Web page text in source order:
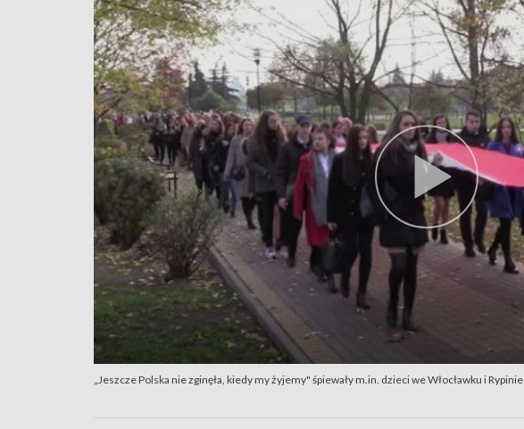
„Jeszcze Polska nie zginęła, kiedy my żyjemy" śpiewały m.in. dzieci we Włocławku i Rypinie